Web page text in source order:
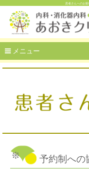
患者さんへのお
メニュー
予約制への